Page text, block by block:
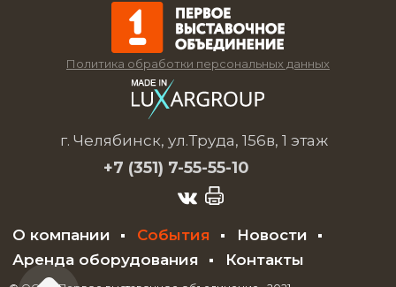
Политика обработки персональных данных
г. Челябинск, ул.Труда, 156в, 1 этаж
+7 (351) 7-55-55-10
О компании События
Новости
Аренда оборудования
Контакты